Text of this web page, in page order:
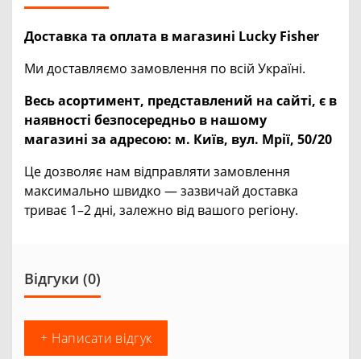
Доставка та оплата в магазині Lucky Fisher
Ми доставляємо замовлення по всій Україні.
Весь асортимент, представлений на сайті, є в
наявності безпосередньо в нашому
магазині за адресою: м. Київ, вул. Мрії, 50/20
Це дозволяє нам відправляти замовлення
максимально швидко — зазвичай доставка
триває 1–2 дні, залежно від вашого регіону.
Відгуки (0)
+ Написати відгук